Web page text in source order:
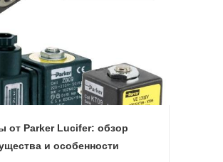
от Parker Lucifer: обзор
и особенности